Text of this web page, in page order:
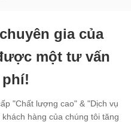
gia của
một tư vấn
"Chất lượng cao" & "Dịch vụ
hàng của chúng tôi tăng